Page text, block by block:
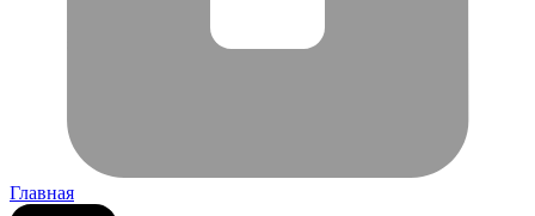
Главная